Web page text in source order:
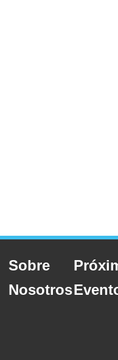
Sobre
Nosotros